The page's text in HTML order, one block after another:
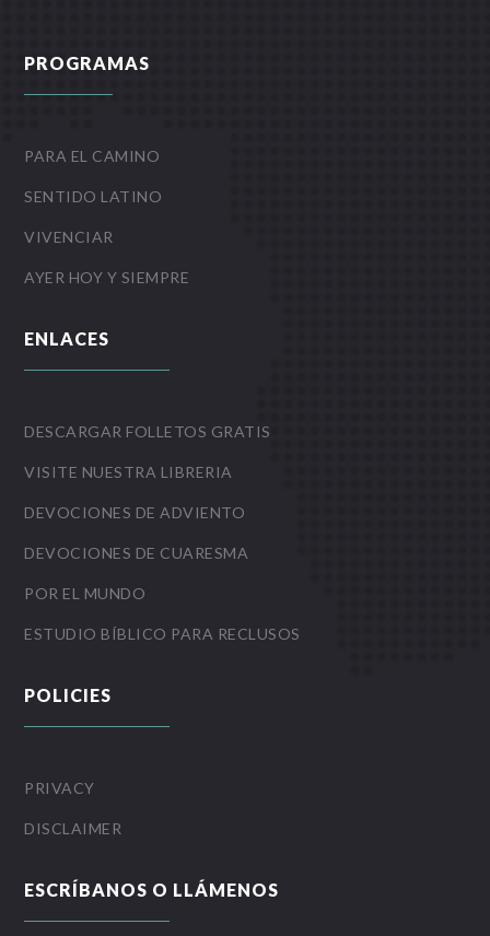
PROGRAMAS
PARA EL CAMINO
SENTIDO LATINO
VIVENCIAR
AYER HOY Y SIEMPRE
ENLACES
DESCARGAR FOLLETOS GRATIS
VISITE NUESTRA LIBRERIA
DEVOCIONES DE ADVIENTO
DEVOCIONES DE CUARESMA
POR EL MUNDO
ESTUDIO BÍBLICO PARA RECLUSOS
POLICIES
PRIVACY
DISCLAIMER
ESCRÍBANOS O LLÁMENOS